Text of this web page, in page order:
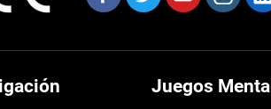
Juegos